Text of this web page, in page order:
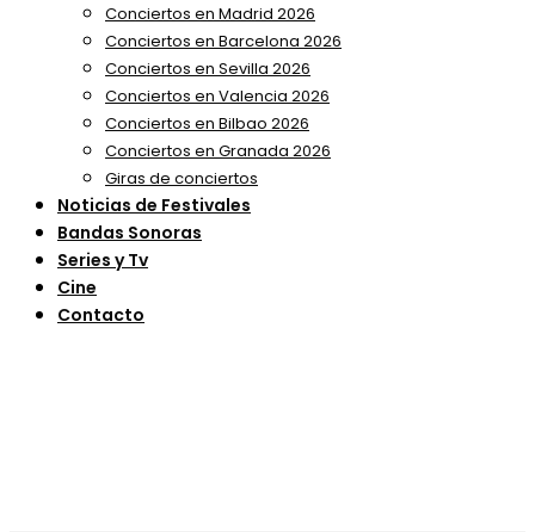
Conciertos en Madrid 2026
Conciertos en Barcelona 2026
Conciertos en Sevilla 2026
Conciertos en Valencia 2026
Conciertos en Bilbao 2026
Conciertos en Granada 2026
Giras de conciertos
Noticias de Festivales
Bandas Sonoras
Series y Tv
Cine
Contacto